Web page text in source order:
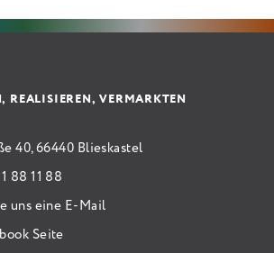
[…]
REALISIEREN, VERMARKTEN
40, 66440 Blieskastel
88 11 88
uns eine E-Mail
Seite